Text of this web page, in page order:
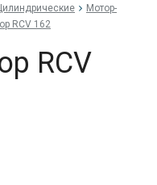
Мотор-
RCV 162
RCV